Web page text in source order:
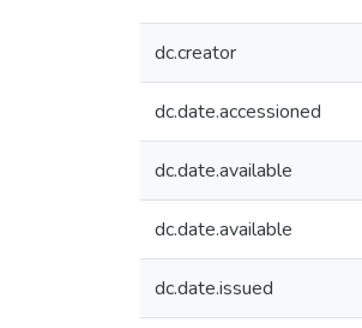
dc.creator
dc.date.accessioned
dc.date.available
dc.date.available
dc.date.issued